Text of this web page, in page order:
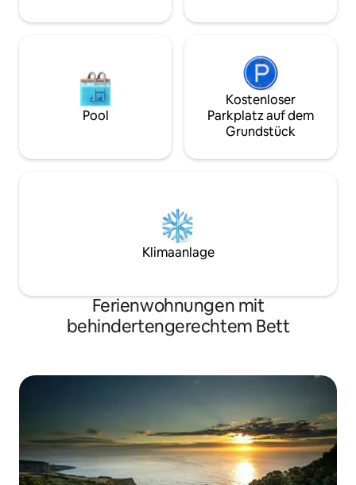
Pool
Kostenloser
Parkplatz auf dem
Grundstück
Klimaanlage
Ferienwohnungen mit
behindertengerechtem Bett